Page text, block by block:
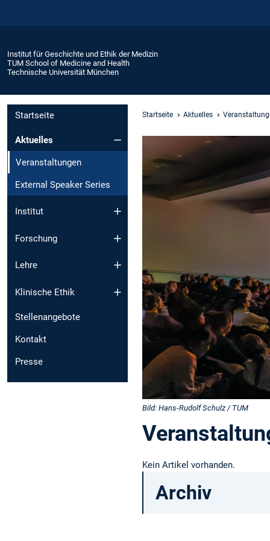
Institut für Geschichte und Ethik der Medizin
TUM School of Medicine and Health
Technische Universität München
Startseite
Aktuelles
Veranstaltungen
External Speaker Series
Institut
Forschung
Lehre
Klinische Ethik
Stellenangebote
Kontakt
Presse
Startseite Aktuelles
Bild: Hans-Rudolf Schulz / TUM
Kein Artikel vorhanden.
Archiv